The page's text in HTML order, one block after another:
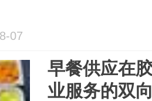
07
早餐供应在
业服务的双